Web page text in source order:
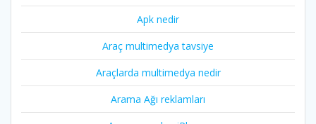
Apk nedir
Araç multimedya tavsiye
Araçlarda multimedya nedir
Arama Ağı reklamları